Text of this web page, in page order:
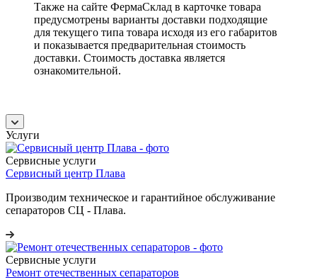
Также на сайте ФермаСклад в карточке товара
предусмотрены варианты доставки подходящие
для текущего типа товара исходя из его габаритов
и показывается предварительная стоимость
доставки. Стоимость доставка является
ознакомительной.
Услуги
Сервисные услуги
Сервисный центр Плава
Производим техническое и гарантийное обслуживание
сепараторов СЦ - Плава.
Сервисные услуги
Ремонт отечественных сепараторов